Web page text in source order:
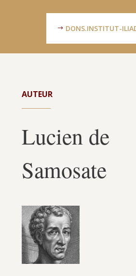
DONS.INSTITUT-
AUTEUR
Lucien de
Samosate